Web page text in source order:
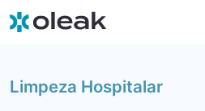
Limpeza Hospitalar